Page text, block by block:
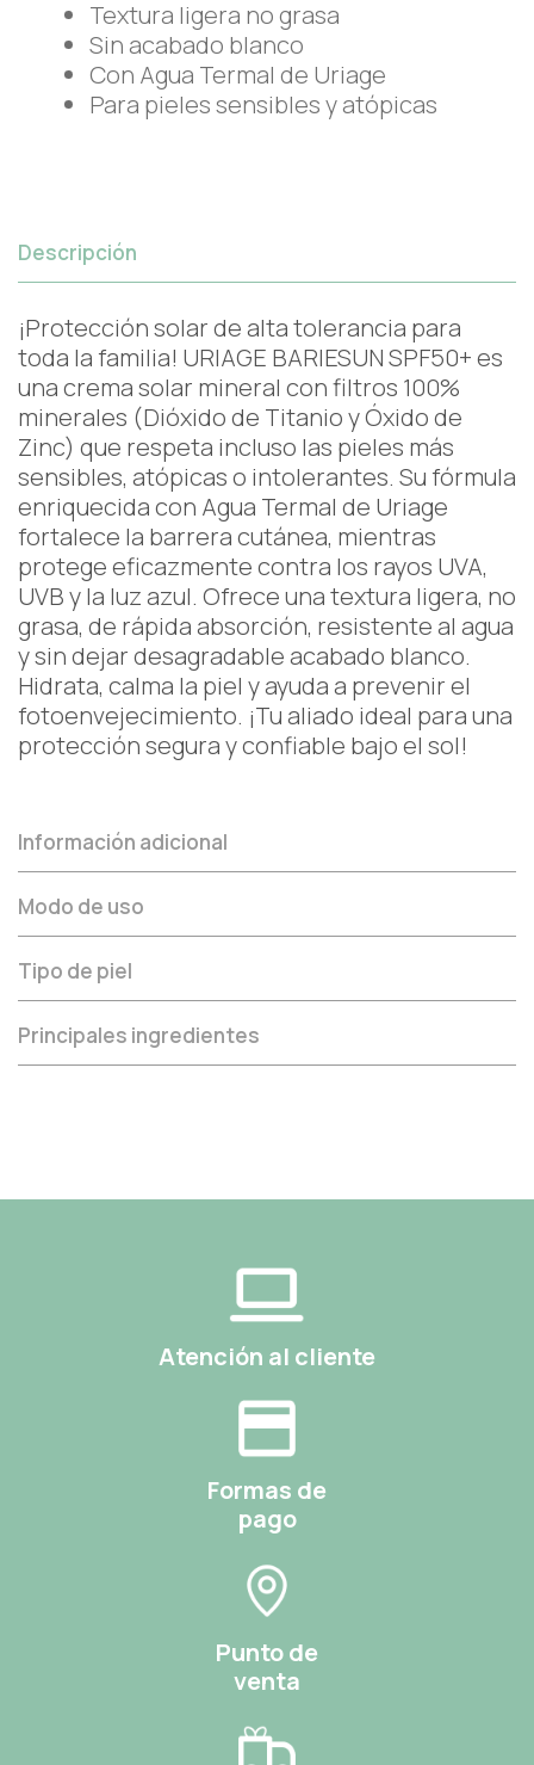
Textura ligera no grasa
Sin acabado blanco
Con Agua Termal de Uriage
Para pieles sensibles y atópicas
Descripción
¡Protección solar de alta tolerancia para
toda la familia! URIAGE BARIESUN SPF50+ es
una crema solar mineral con filtros 100%
minerales (Dióxido de Titanio y Óxido de
Zinc) que respeta incluso las pieles más
sensibles, atópicas o intolerantes. Su fórmula
enriquecida con Agua Termal de Uriage
fortalece la barrera cutánea, mientras
protege eficazmente contra los rayos UVA,
UVB y la luz azul. Ofrece una textura ligera, no
grasa, de rápida absorción, resistente al agua
y sin dejar desagradable acabado blanco.
Hidrata, calma la piel y ayuda a prevenir el
fotoenvejecimiento. ¡Tu aliado ideal para una
protección segura y confiable bajo el sol!
Información adicional
Modo de uso
Tipo de piel
Principales ingredientes
Atención al cliente
Formas de
pago
Punto de
venta